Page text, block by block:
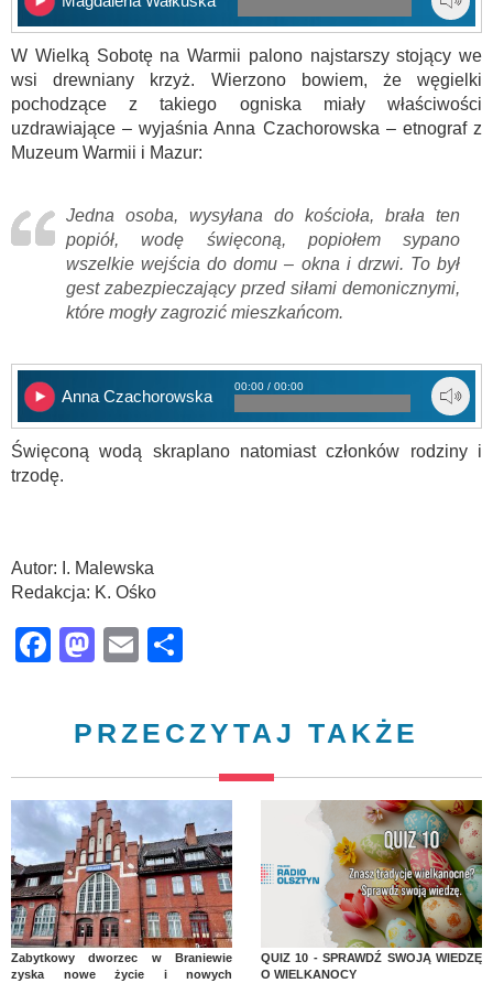
W Wielką Sobotę na Warmii palono najstarszy stojący we
wsi drewniany krzyż. Wierzono bowiem, że węgielki
pochodzące z takiego ogniska miały właściwości
uzdrawiające – wyjaśnia Anna Czachorowska – etnograf z
Muzeum Warmii i Mazur:
Jedna osoba, wysyłana do kościoła, brała ten
popiół, wodę święconą, popiołem sypano
wszelkie wejścia do domu – okna i drzwi. To był
gest zabezpieczający przed siłami demonicznymi,
które mogły zagrozić mieszkańcom.
Anna Czachorowska
00:00 / 00:00
Święconą wodą skraplano natomiast członków rodziny i
trzodę.
Autor: I. Malewska
Redakcja: K. Ośko
Facebook
Mastodon
Email
PRZECZYTAJ TAKŻE
Zabytkowy dworzec w Braniewie
zyska nowe życie i nowych
QUIZ 10 - SPRAWDŹ SWOJĄ WIEDZĘ
O WIELKANOCY